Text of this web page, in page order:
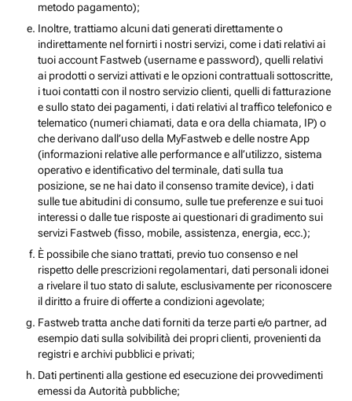
metodo pagamento);
Inoltre, trattiamo alcuni dati generati direttamente o
indirettamente nel fornirti i nostri servizi, come i dati relativi ai
tuoi account Fastweb (username e password), quelli relativi
ai prodotti o servizi attivati e le opzioni contrattuali sottoscritte,
i tuoi contatti con il nostro servizio clienti, quelli di fatturazione
e sullo stato dei pagamenti, i dati relativi al traffico telefonico e
telematico (numeri chiamati, data e ora della chiamata, IP) o
che derivano dall’uso della MyFastweb e delle nostre App
(informazioni relative alle performance e all’utilizzo, sistema
operativo e identificativo del terminale, dati sulla tua
posizione, se ne hai dato il consenso tramite device), i dati
sulle tue abitudini di consumo, sulle tue preferenze e sui tuoi
interessi o dalle tue risposte ai questionari di gradimento sui
servizi Fastweb (fisso, mobile, assistenza, energia, ecc.);
È possibile che siano trattati, previo tuo consenso e nel
rispetto delle prescrizioni regolamentari, dati personali idonei
a rivelare il tuo stato di salute, esclusivamente per riconoscere
il diritto a fruire di offerte a condizioni agevolate;
Fastweb tratta anche dati forniti da terze parti e/o partner, ad
esempio dati sulla solvibilità dei propri clienti, provenienti da
registri e archivi pubblici e privati;
Dati pertinenti alla gestione ed esecuzione dei provvedimenti
emessi da Autorità pubbliche;